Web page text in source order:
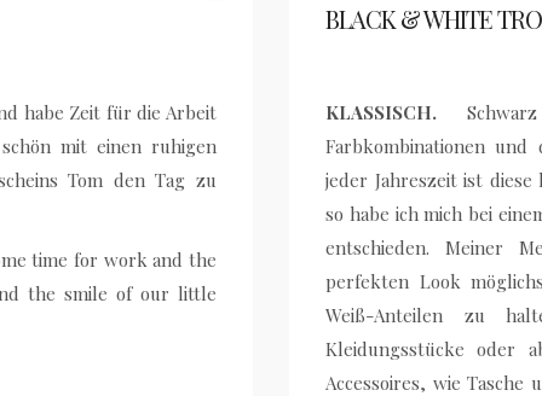
habe Zeit für die Arbeit
mit einen ruhigen
Tom den Tag zu
time for work and the
the smile of our little
BLACK & WHITE
KLASSISCH.
Farbkombinationen
jeder Jahreszeit ist
so habe ich mich bei
entschieden. Meiner
perfekten Look
Weiß-Anteilen zu
Kleidungsstücke oder
Accessoires, wie